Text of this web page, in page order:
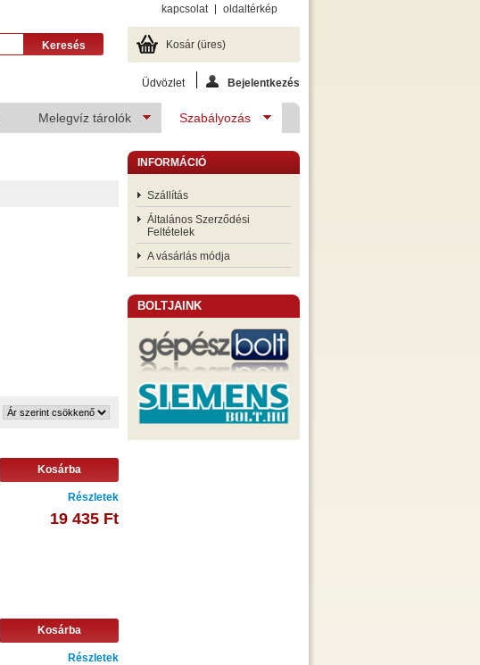
kapcsolat oldaltérkép
Kosár (üres)
Üdvözlet Bejelentkezés
Melegvíz tárolók Szabályozás
INFORMÁCIÓ
Szállítás
Általános Szerződési
Feltételek
A vásárlás módja
BOLTJAINK
Kosárba
Részletek
19 435 Ft
Kosárba
Részletek